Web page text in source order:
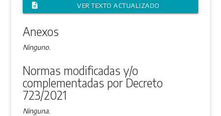
description VER TEXTO ACTUALIZADO
Anexos
Ninguno.
Normas modificadas y/o
complementadas por Decreto
723/2021
Ninguna.